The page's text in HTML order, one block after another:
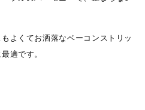
よくてお洒落なベーコンストリッ
適です。